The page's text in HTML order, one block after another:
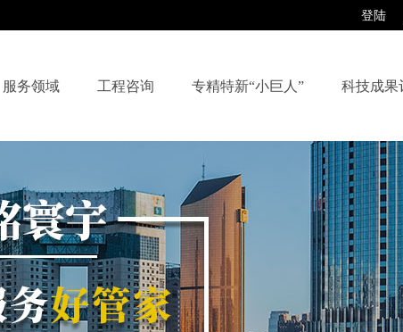
登陆
服务领域 工程咨询 专精特新“小巨人” 科技成果